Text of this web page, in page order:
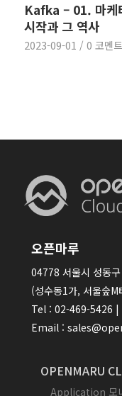
Kafka – 01. 마
시작과 그 역사
2023-09-01 / 0 코멘트
오픈마루
04778 서울시 성동
(성수동1가, 서울숲M
Tel : 02-469-5426 |
Email :
OPENMARU
Application 모